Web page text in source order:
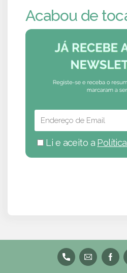
Acabou de
Li e aceito a